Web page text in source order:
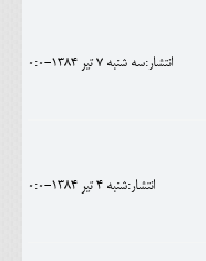
انتشار:سه شنبه 7 تير 1384-0:0
انتشار:شنبه 4 تير 1384-0:0